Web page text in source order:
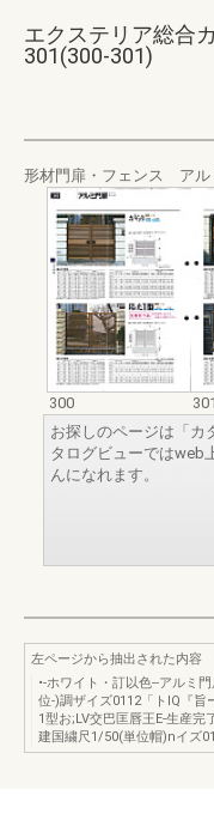
エクステリア総合
301(300-301)
形材門扉・フェンス アル
300
301
お探しのページは「カ
タログビューではweb
んになれます。
左ページから抽出された内容
•-ホワイト・訂以色--アルミ
位-)調ザイズ0112「トIQ『
1型お;LV交巴匡唇王E-生産完
建国繍尺1/50(単位帽)nイズ